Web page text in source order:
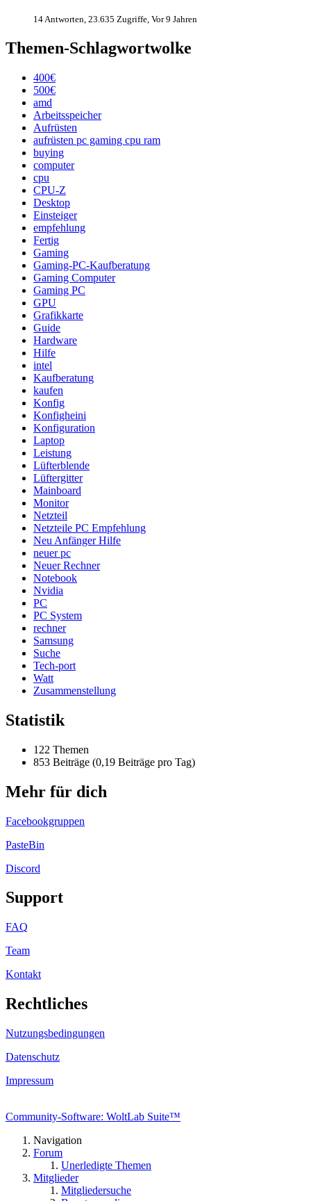
14 Antworten, 23.635 Zugriffe, Vor 9 Jahren
Themen-Schlagwortwolke
400€
500€
amd
Arbeitsspeicher
Aufrüsten
aufrüsten pc gaming cpu ram
buying
computer
cpu
CPU-Z
Desktop
Einsteiger
empfehlung
Fertig
Gaming
Gaming-PC-Kaufberatung
Gaming Computer
Gaming PC
GPU
Grafikkarte
Guide
Hardware
Hilfe
intel
Kaufberatung
kaufen
Konfig
Konfigheini
Konfiguration
Laptop
Leistung
Lüfterblende
Lüftergitter
Mainboard
Monitor
Netzteil
Netzteile PC Empfehlung
Neu Anfänger Hilfe
neuer pc
Neuer Rechner
Notebook
Nvidia
PC
PC System
rechner
Samsung
Suche
Tech-port
Watt
Zusammenstellung
Statistik
122 Themen
853 Beiträge (0,19 Beiträge pro Tag)
Mehr für dich
Facebookgruppen
PasteBin
Discord
Support
FAQ
Team
Kontakt
Rechtliches
Nutzungsbedingungen
Datenschutz
Impressum
Community-Software: WoltLab Suite™
Navigation
Forum
Unerledigte Themen
Mitglieder
Mitgliedersuche